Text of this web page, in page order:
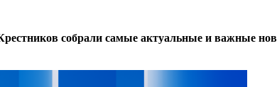
собрали самые актуальные и важные